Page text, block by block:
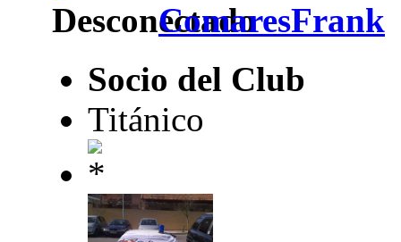
ComaresFrank
Socio del Club
Titánico